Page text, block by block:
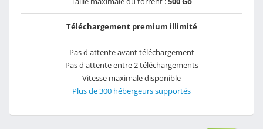
Téléchargement premium illimité
Pas d'attente avant téléchargement
Pas d'attente entre 2 téléchargements
Vitesse maximale disponible
Plus de 300 hébergeurs supportés